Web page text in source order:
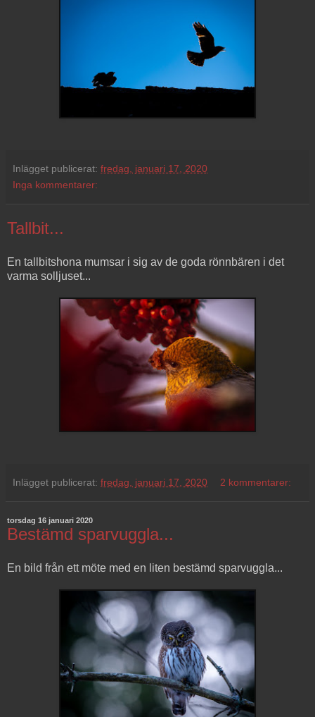
Inlägget publicerat: fredag, januari 17, 2020
Inga kommentarer:
Tallbit...
En tallbitshona mumsar i sig av de goda rönnbären i det
varma solljuset...
Inlägget publicerat: fredag, januari 17, 2020 2 kommentarer:
torsdag 16 januari 2020
Bestämd sparvuggla...
En bild från ett möte med en liten bestämd sparvuggla...